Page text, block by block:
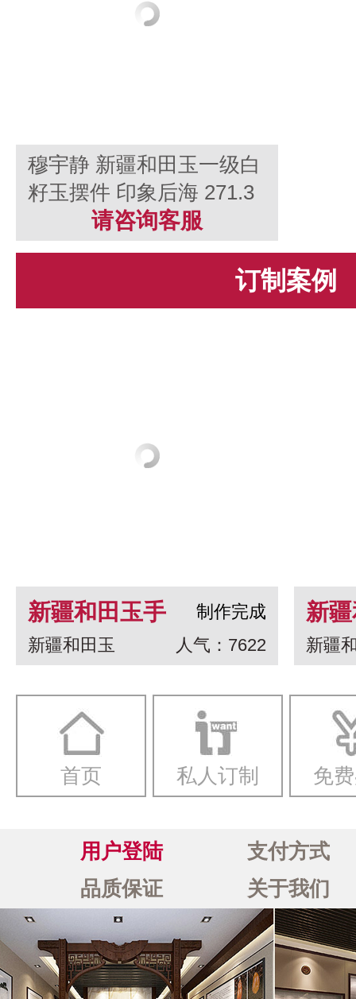
穆宇静 新疆和田玉一级白
籽玉摆件 印象后海 271.3
请咨询客服
订制案例
新疆和田玉手
串 龙生九子
制作完成
新疆和田玉
人气：7622
新
白
一
新疆
首页 私人订制 免
用户登陆
支付方式
品质保证
关于我们